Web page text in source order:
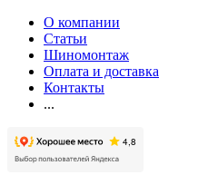
О компании
Статьи
Шиномонтаж
Оплата и доставка
Контакты
...